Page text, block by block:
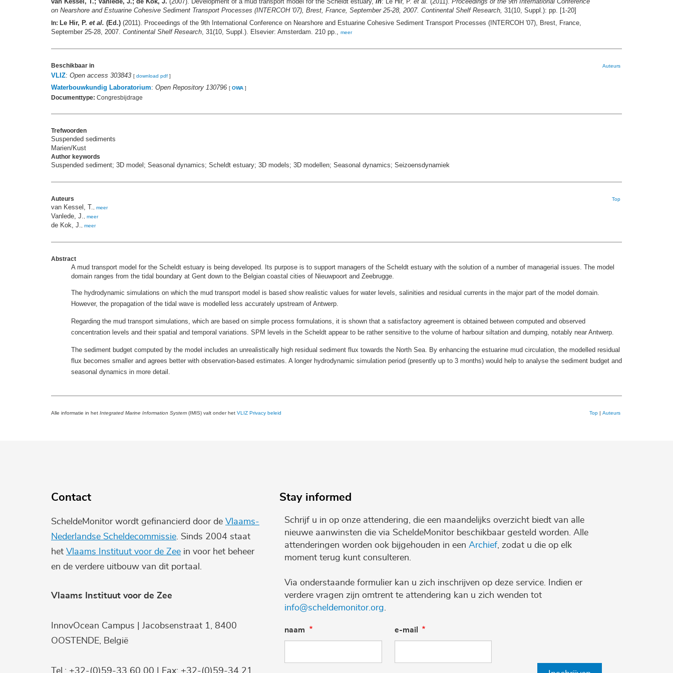
on Nearshore and Estuarine Cohesive Sediment Transport Processes (INTERCOH '07), Brest, France, September 25-28, 2007. Continental Shelf Research, 31(10, Suppl.): pp. [1-20]
In: Le Hir, P. et al. (Ed.) (2011). Proceedings of the 9th International Conference on Nearshore and Estuarine Cohesive Sediment Transport Processes (INTERCOH '07), Brest, France,
September 25-28, 2007. Continental Shelf Research, 31(10, Suppl.). Elsevier: Amsterdam. 210 pp., meer
Beschikbaar in Auteurs
VLIZ: Open access 303843 [ download pdf ]
Waterbouwkundig Laboratorium: Open Repository 130796 [ OWA ]
Documenttype: Congresbijdrage
Trefwoorden
Suspended sediments
Marien/Kust
Author keywords
Suspended sediment; 3D model; Seasonal dynamics; Scheldt estuary; 3D models; 3D modellen; Seasonal dynamics; Seizoensdynamiek
Auteurs Top
van Kessel, T., meer
Vanlede, J., meer
de Kok, J., meer
Abstract
A mud transport model for the Scheldt estuary is being developed. Its purpose is to support managers of the Scheldt estuary with the solution of a number of managerial issues. The model
domain ranges from the tidal boundary at Gent down to the Belgian coastal cities of Nieuwpoort and Zeebrugge.
The hydrodynamic simulations on which the mud transport model is based show realistic values for water levels, salinities and residual currents in the major part of the model domain.
However, the propagation of the tidal wave is modelled less accurately upstream of Antwerp.
Regarding the mud transport simulations, which are based on simple process formulations, it is shown that a satisfactory agreement is obtained between computed and observed
concentration levels and their spatial and temporal variations. SPM levels in the Scheldt appear to be rather sensitive to the volume of harbour siltation and dumping, notably near Antwerp.
The sediment budget computed by the model includes an unrealistically high residual sediment flux towards the North Sea. By enhancing the estuarine mud circulation, the modelled residual
flux becomes smaller and agrees better with observation-based estimates. A longer hydrodynamic simulation period (presently up to 3 months) would help to analyse the sediment budget and
seasonal dynamics in more detail.
Alle informatie in het Integrated Marine Information System (IMIS) valt onder het VLIZ Privacy beleid Top | Auteurs
Contact
ScheldeMonitor wordt gefinancierd door de Vlaams-
Nederlandse Scheldecommissie . Sinds 2004 staat
het Vlaams Instituut voor de Zee in voor het beheer
en de verdere uitbouw van dit portaal.
Vlaams Instituut voor de Zee
InnovOcean Campus | Jacobsenstraat 1, 8400
OOSTENDE, België
Tel.: +32-(0)59-33 60 00 | Fax: +32-(0)59-34 21
Stay informed
Schrijf u in op onze attendering, die een maandelijks overzicht biedt van alle
nieuwe aanwinsten die via ScheldeMonitor beschikbaar gesteld worden. Alle
attenderingen worden ook bijgehouden in een Archief , zodat u die op elk
moment terug kunt consulteren.
Via onderstaande formulier kan u zich inschrijven op deze service. Indien er
verdere vragen zijn omtrent te attendering kan u zich wenden tot
info@scheldemonitor.org
naam e-mail